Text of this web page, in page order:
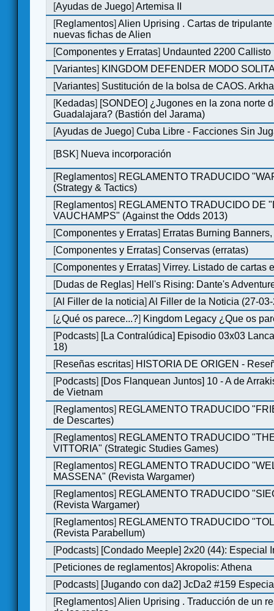
[Ayudas de Juego]Artemisa II
[Reglamentos]Alien Uprising . Cartas de
nuevas fichas de Alien
[Componentes y Erratas] Undaunted 2200 Callisto
[Variantes] KINGDOM DEFENDER MODO
[Variantes] Sustitución de la bolsa de CAOS.
[Kedadas] [SONDEO] ¿Jugones en la zona norte
Guadalajara? (Bastión del Jarama)
[Ayudas de Juego]Cuba Libre - Facciones Sin
[BSK] Nueva incorporación
[Reglamentos] REGLAMENTO TRADUCIDO
(Strategy & Tactics)
[Reglamentos] REGLAMENTO TRADUCIDO DE
VAUCHAMPS" (Against the Odds 2013)
[Componentes y Erratas] Erratas Burning
[Componentes y Erratas]Conservas (erratas)
[Componentes y Erratas]Virrey. Listado de cartas
[Dudas de Reglas] Hell's Rising: Dante's
[Al Filler de la noticia]Al Filler de la Noticia (27-
[¿Qué os parece...?] Kingdom Legacy ¿Que os
[Podcasts] [La Contralúdica] Episodio 03x03
18)
[Reseñas escritas] HISTORIA DE ORIGEN -
[Podcasts] [Dos Flanquean Juntos] 10 - A de
de Vietnam
[Reglamentos] REGLAMENTO TRADUCIDO
de Descartes)
[Reglamentos] REGLAMENTO TRADUCIDO
VITTORIA" (Strategic Studies Games)
[Reglamentos] REGLAMENTO TRADUCIDO
MASSENA" (Revista Wargamer)
[Reglamentos] REGLAMENTO TRADUCIDO
(Revista Wargamer)
[Reglamentos] REGLAMENTO TRADUCIDO
(Revista Parabellum)
[Podcasts] [Condado Meeple] 2x20 (44): Especial
[Peticiones de reglamentos]Akropolis: Athena
[Podcasts] [Jugando con da2] JcDa2 #159
[Reglamentos]Alien Uprising . Traducción de un